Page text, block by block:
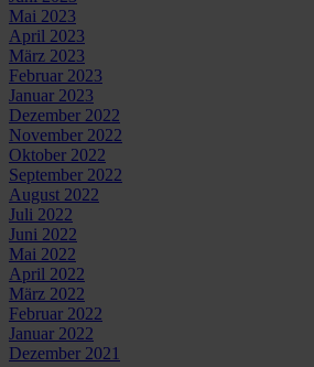
Mai 2023
April 2023
März 2023
Februar 2023
Januar 2023
Dezember 2022
November 2022
Oktober 2022
September 2022
August 2022
Juli 2022
Juni 2022
Mai 2022
April 2022
März 2022
Februar 2022
Januar 2022
Dezember 2021